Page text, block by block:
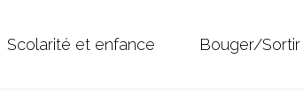
Scolarité et enfance Bouger/Sortir